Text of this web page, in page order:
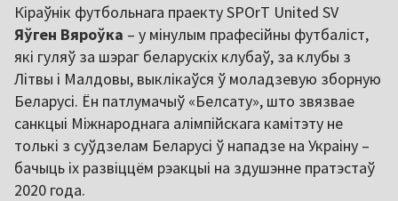
Кіраўнік футбольнага праекту SPOrT United SV
Яўген Вяроўка – у мінулым прафесійны футбаліст,
які гуляў за шэраг беларускіх клубаў, за клубы з
Літвы і Малдовы, выклікаўся ў моладзевую зборную
Беларусі. Ён патлумачыў «Белсату», што звязвае
санкцыі Міжнароднага алімпійскага камітэту не
толькі з суўдзелам Беларусі ў нападзе на Украіну –
бачыць іх развіццём рэакцыі на здушэнне пратэстаў
2020 года.